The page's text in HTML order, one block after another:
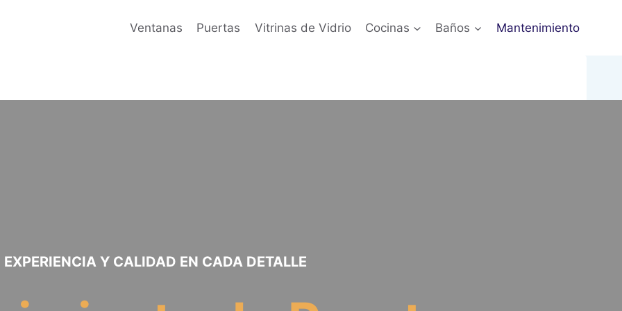
Ventanas Puertas Vitrinas de Vidrio Cocinas Baños Mantenimiento
EXPERIENCIA Y CALIDAD EN CADA DETALLE